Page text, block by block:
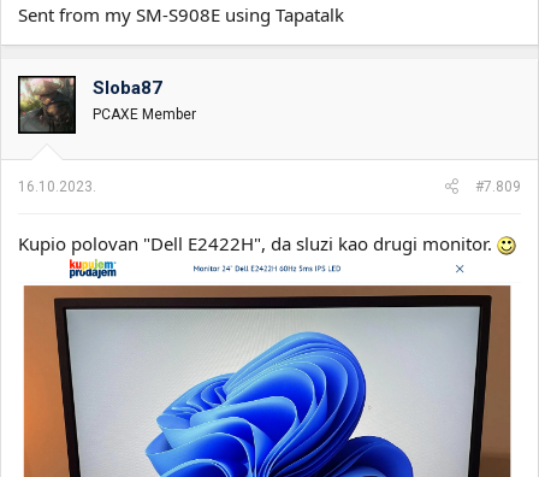
Sent from my SM-S908E using Tapatalk
Sloba87
PCAXE Member
16.10.2023. #7.809
Kupio polovan "Dell E2422H", da sluzi kao drugi monitor.